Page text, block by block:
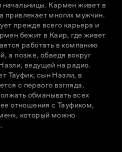
начальницы. Кармен живет в
привлекает многих мужчин.
прежде всего карьера и
бежит в Каир, где живет
работать в компанию
а позже, обведя вокруг
ведущей на радио.
Тауфик, сын Назли, в
с первого взгляда.
обманывать всех
отношения с Тауфиком,
который можно